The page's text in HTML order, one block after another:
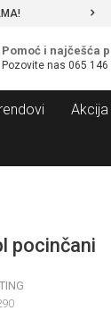
Pomoć i najčešća
Pozovite nas 065 146
Akcija
pocinčani